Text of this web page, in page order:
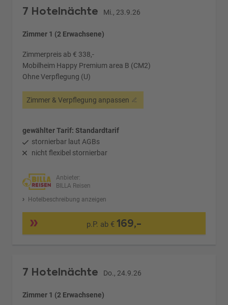
7 Hotelnächte Mi., 23.9.26
Zimmer 1 (2 Erwachsene)
Zimmerpreis ab € 338,-
Mobilheim Happy Premium area B (CM2)
Ohne Verpflegung (U)
Zimmer & Verpflegung anpassen
gewählter Tarif: Standardtarif
stornierbar laut AGBs
nicht flexibel stornierbar
Anbieter:
BILLA Reisen
Hotelbeschreibung anzeigen
p.P. ab € 169,-
7 Hotelnächte Do., 24.9.26
Zimmer 1 (2 Erwachsene)